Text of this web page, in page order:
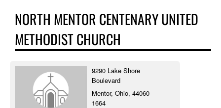
NORTH MENTOR CENTENARY UNITED
METHODIST CHURCH
9290 Lake Shore
Boulevard
Mentor, Ohio, 44060-
1664